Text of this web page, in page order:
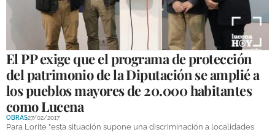
El PP exige que el programa de protección
del patrimonio de la Diputación se amplié a
los pueblos mayores de 20.000 habitantes
como Lucena
OBRAS27/02/2017
Para Lorite "esta situación supone una discriminación a localidades